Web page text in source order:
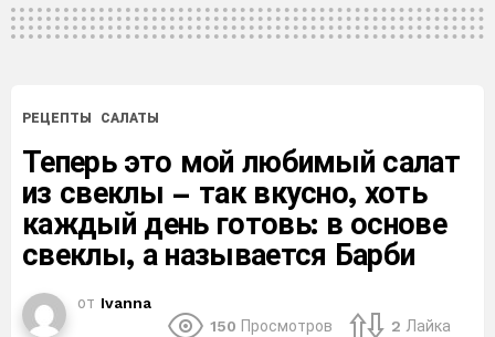
РЕЦЕПТЫ САЛАТЫ
Теперь это мой любимый салат
из свеклы – так вкусно, хоть
каждый день готовь: в основе
свеклы, а называется Барби
от Ivanna
150 Просмотров 2 Лайка